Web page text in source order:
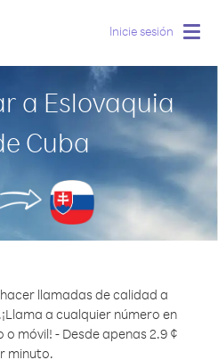
Inicie sesión
a Eslovaquia
Cuba
llamadas de calidad a
¡Llama a cualquier número en
móvil! - Desde apenas 2.9 ¢
minuto.